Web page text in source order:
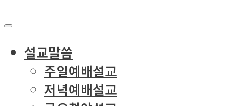
설교말씀
주일예배설교
저녁예배설교